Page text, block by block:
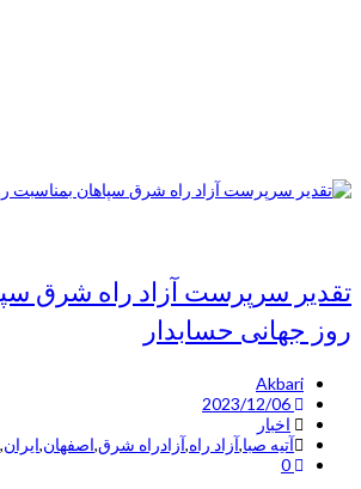
تقدیر سرپرست آزاد راه شرق
روز جهانی حسابدار
Akbari
اخبار
آتیه صبا,آزاد راه,آزادراه شرق,اصفهان,ایران,